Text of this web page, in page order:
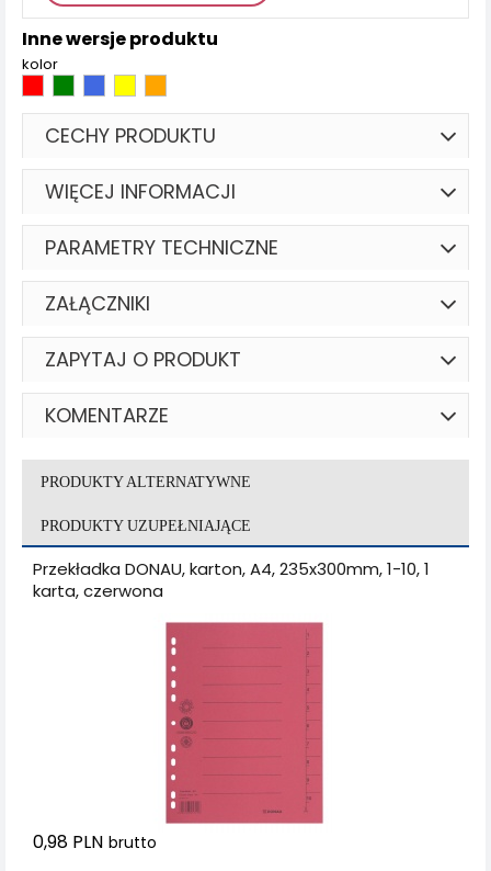
Inne wersje produktu
kolor
CECHY PRODUKTU
WIĘCEJ INFORMACJI
PARAMETRY TECHNICZNE
ZAŁĄCZNIKI
ZAPYTAJ O PRODUKT
KOMENTARZE
PRODUKTY ALTERNATYWNE
PRODUKTY UZUPEŁNIAJĄCE
Przekładka DONAU, karton, A4, 235x300mm, 1-10, 1
karta, czerwona
0,98 PLN brutto